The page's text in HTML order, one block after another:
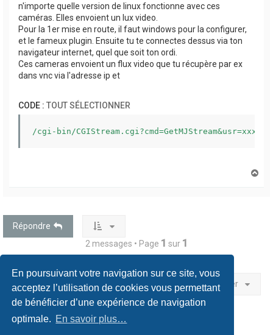
En poursuivant votre navigation sur ce site, vous
acceptez l’utilisation de cookies vous permettant
de bénéficier d’une expérience de navigation
optimale. En savoir plus…
n'importe quelle version de linux fonctionne avec ces
caméras. Elles envoient un lux video.
Pour la 1er mise en route, il faut windows pour la configurer,
et le fameux plugin. Ensuite tu te connectes dessus via ton
navigateur internet, quel que soit ton ordi.
Ces cameras envoient un flux video que tu récupère par ex
dans vnc via l'adresse ip et
CODE : TOUT SÉLECTIONNER
/cgi-bin/
Répondre
2 messages • Page 1 sur 1
Aller